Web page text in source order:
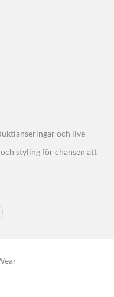
och live-
styling för chansen att